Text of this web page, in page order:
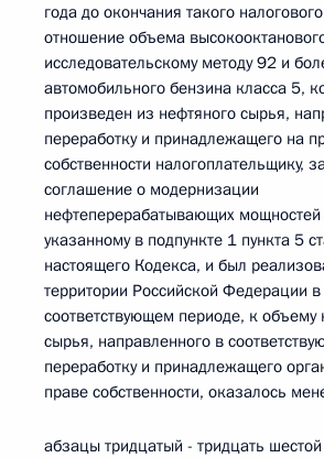
года до окончания такого
отношение объема
исследовательскому методу 92 и
автомобильного бензина класса 5,
произведен из нефтяного сырья,
переработку и принадлежащего на
собственности налогоплательщику,
соглашение о модернизации
нефтеперерабатывающих
указанному в подпункте 1 пункта 5
настоящего Кодекса, и был
территории Российской Федерации в
соответствующем периоде, к объему
сырья, направленного в
переработку и принадлежащего
праве собственности, оказалось
абзацы тридцатый - тридцать шестой